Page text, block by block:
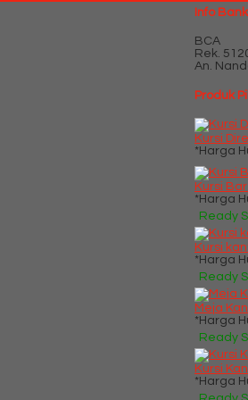
Info Bank
BCA
Rek.
An.
Produk
Kursi
*Harga
Kursi Bar
*Harga
Ready
Kursi
*Harga
Ready
Meja
*Harga
Ready
Kursi
*Harga